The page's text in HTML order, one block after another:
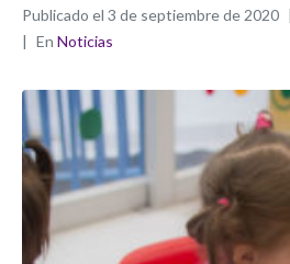
Publicado el 3 de septiembre de 2020
En Noticias